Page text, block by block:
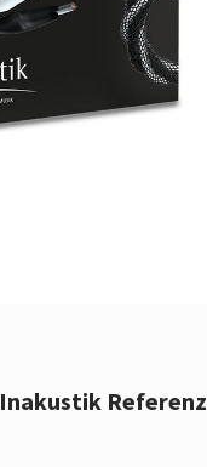
Inakustik Referenz